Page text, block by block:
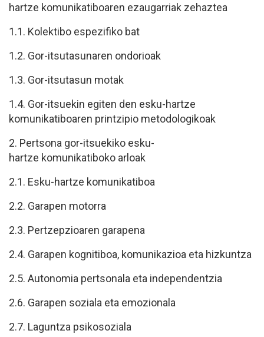
hartze komunikatiboaren ezaugarriak zehaztea
1.1. Kolektibo espezifiko bat
1.2. Gor-itsutasunaren ondorioak
1.3. Gor-itsutasun motak
1.4. Gor-itsuekin egiten den esku-hartze
komunikatiboaren printzipio metodologikoak
2. Pertsona gor-itsuekiko esku-
hartze komunikatiboko arloak
2.1. Esku-hartze komunikatiboa
2.2. Garapen motorra
2.3. Pertzepzioaren garapena
2.4. Garapen kognitiboa, komunikazioa eta hizkuntza
2.5. Autonomia pertsonala eta independentzia
2.6. Garapen soziala eta emozionala
2.7. Laguntza psikosoziala